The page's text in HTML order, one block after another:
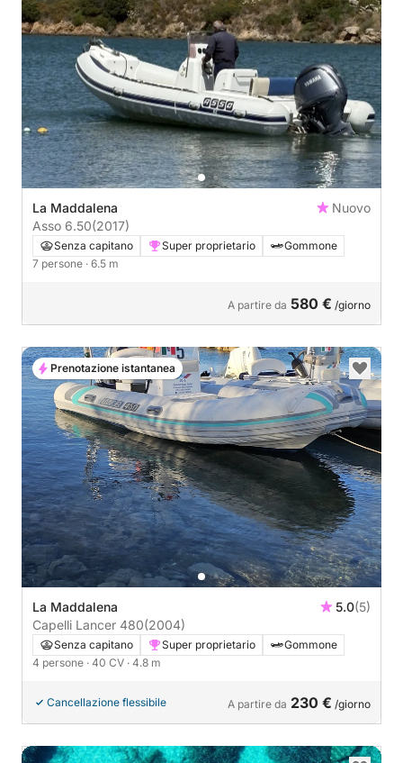
La Maddalena
Nuovo
Asso 6.50(2017)
Senza capitano Super proprietario
Gommone
7 persone · 6.5 m
A partire da 580 € /giorno
La Maddalena 5.0(5)
Capelli Lancer 480(2004)
Senza capitano Super proprietario
Gommone
4 persone · 40 CV · 4.8 m
Cancellazione flessibile A partire da 230 € /giorno
Prenotazione istantanea